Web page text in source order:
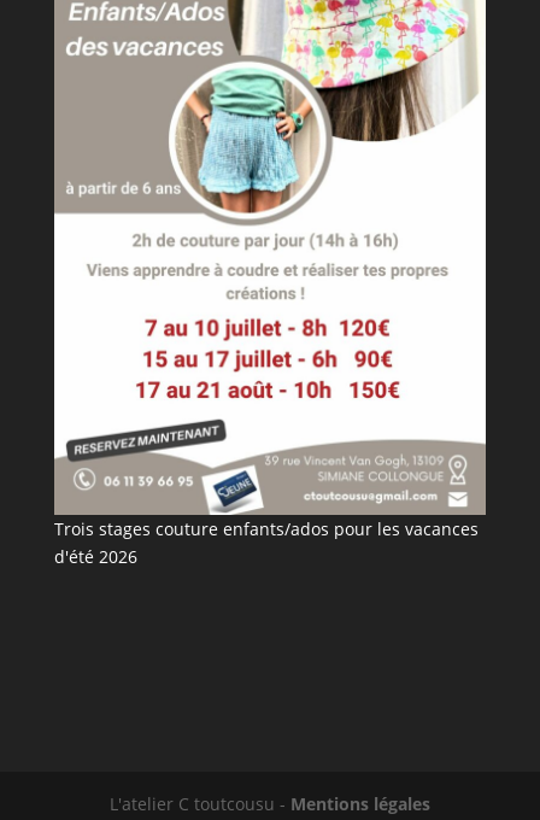
Trois stages couture enfants/ados pour les vacances
d'été 2026
L'atelier C toutcousu - Mentions légales